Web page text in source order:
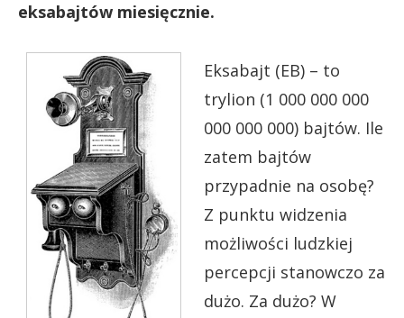
eksabajtów miesięcznie.
Eksabajt (EB) – to
trylion (1 000 000 000
000 000 000) bajtów. Ile
zatem bajtów
przypadnie na osobę?
Z punktu widzenia
możliwości ludzkiej
percepcji stanowczo za
dużo. Za dużo? W